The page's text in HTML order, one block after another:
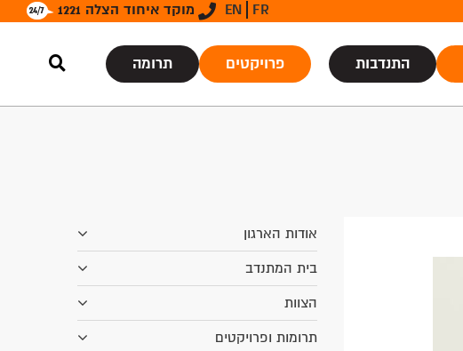
מוקד איחוד הצלה 1221 EN FR
התנדבות פרויקטים תרומה
אודות הארגון
בית המתנדב
הצוות
תרומות ופרויקטים